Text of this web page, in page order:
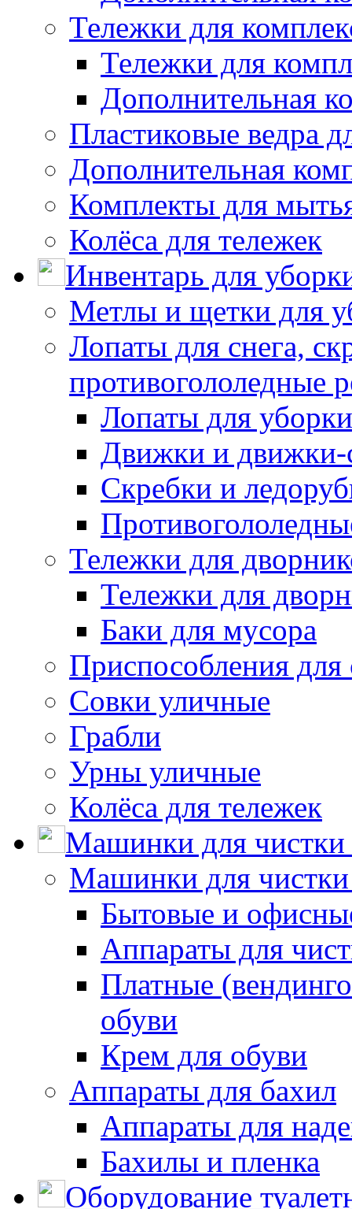
Тележки для
Тележки для
Дополнительная
Пластиковые ведра
Дополнительная
Комплекты для
Колёса для тележек
Инвентарь для
Метлы и щетки для
Лопаты для снега,
противогололедные
Лопаты для
Движки и движки-
Скребки и
Тележки для
Тележки для
Баки для мусора
Приспособления для
Совки уличные
Грабли
Урны уличные
Колёса для тележек
Машинки для чистки
Машинки для
Бытовые и
Аппараты для
Платные
обуви
Крем для обуви
Аппараты для бахил
Аппараты для
Бахилы и пленка
Оборудование